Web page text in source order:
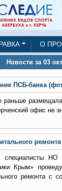
О
Новости за 03
ПСБ-банка
раньше
офис не
НО
Крым»
ремонта